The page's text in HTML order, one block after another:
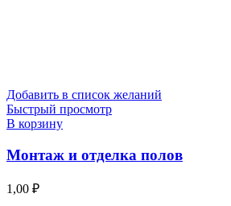
Добавить в список желаний
Быстрый просмотр
В корзину
Монтаж и отделка полов
1,00 ₽